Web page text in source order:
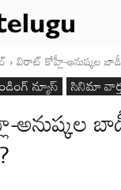
విరాట్ కోహ్లీ-అనుష్కల
న్యూస్ సినిమా